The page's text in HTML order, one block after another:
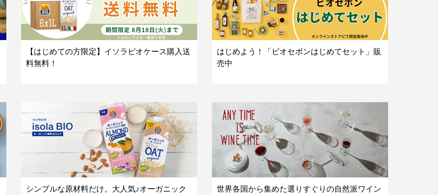
【はじめての方限定】イソラビオケース購入送
料無料！
はじめよう！「ビオセボンはじめてセット」販
売中
シンプルな原材料だけ。大人気♪オーガニック 世界各国から集めた選りすぐりの自然派ワイン